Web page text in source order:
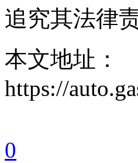
追究其法律
本文地址：
https://
0